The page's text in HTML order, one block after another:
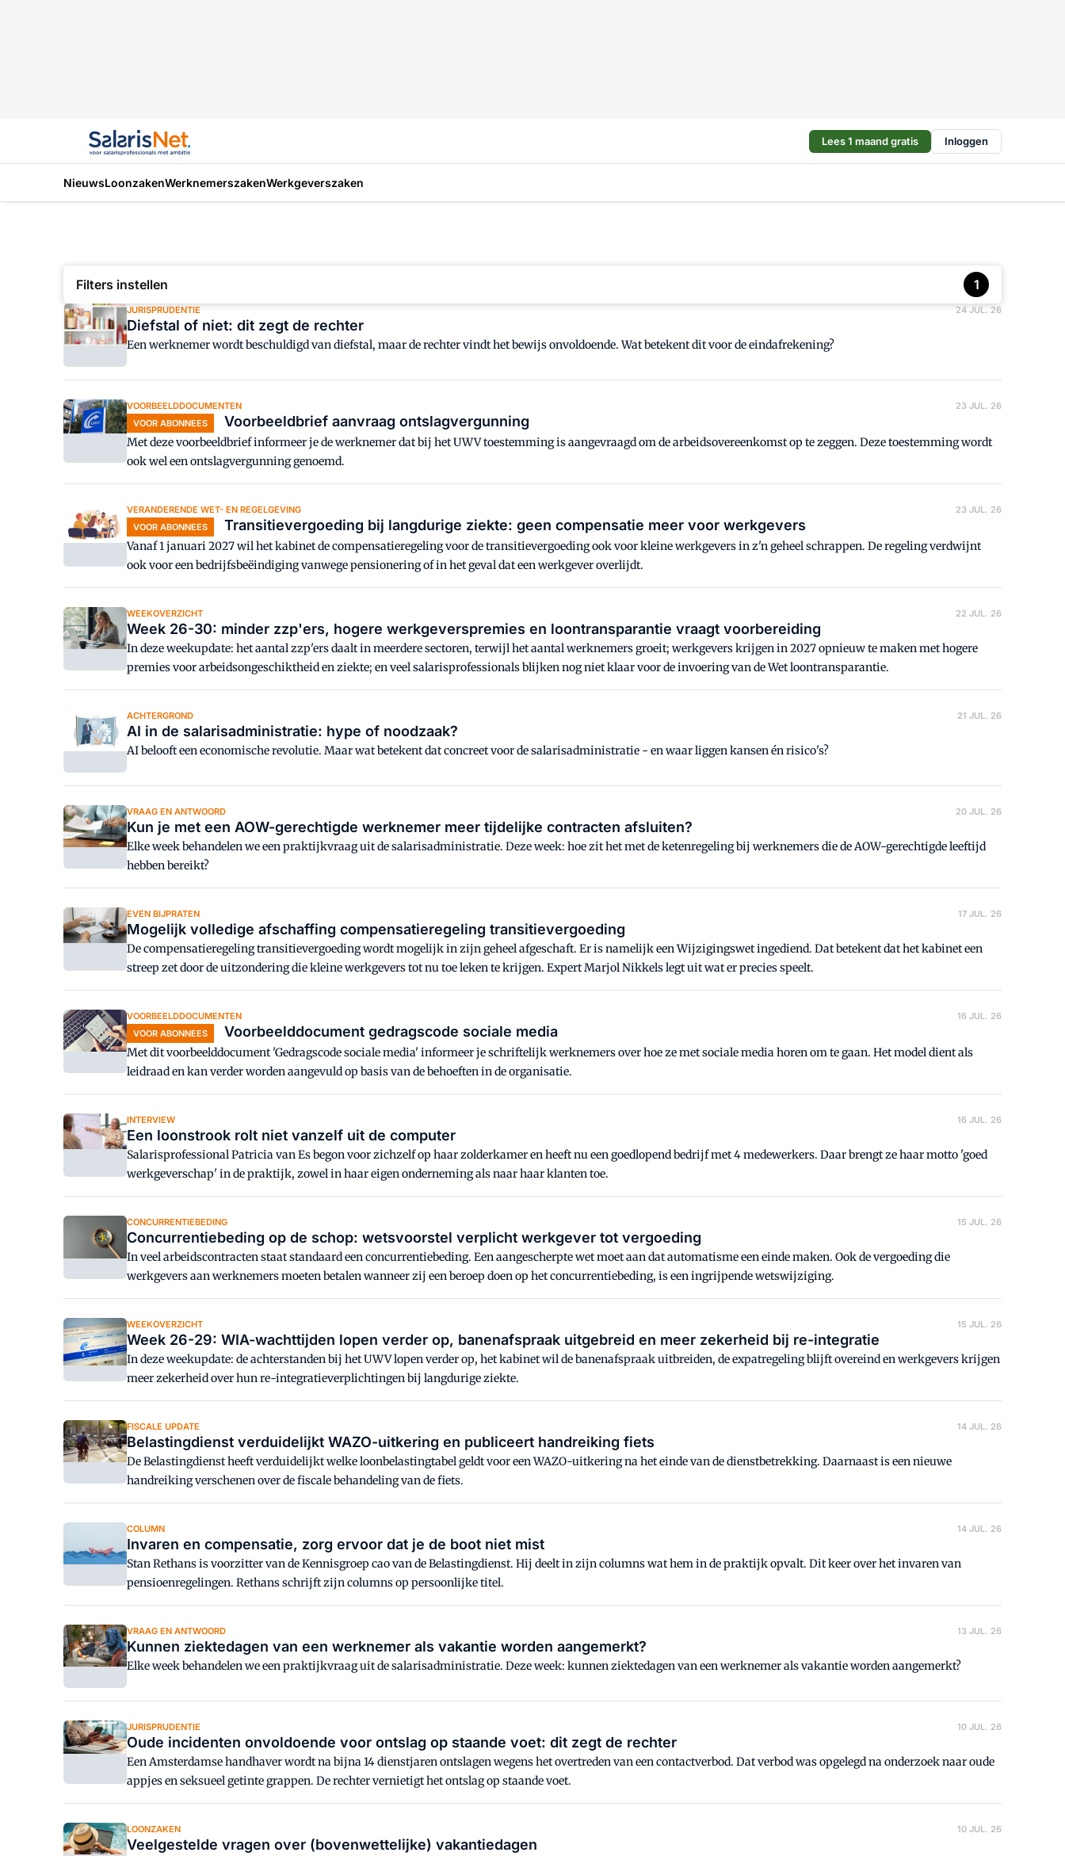
Lees 1 maand gratis Inloggen
NieuwsLoonzakenWerknemerszakenWerkgeverszaken
Filters instellen 1
JURISPRUDENTIE 24 JUL. 26
Diefstal of niet: dit zegt de rechter
Een werknemer wordt beschuldigd van diefstal, maar de rechter vindt het bewijs onvoldoende. Wat betekent dit voor de eindafrekening?
VOORBEELDDOCUMENTEN
23 JUL. 26
VOOR ABONNEES
Voorbeeldbrief aanvraag ontslagvergunning
Met deze voorbeeldbrief informeer je de werknemer dat bij het UWV toestemming is aangevraagd om de arbeidsovereenkomst op te zeggen. Deze toestemming wordt
ook wel een ontslagvergunning genoemd.
VERANDERENDE WET- EN REGELGEVING
23 JUL. 26
VOOR ABONNEES
Transitievergoeding bij langdurige ziekte: geen compensatie meer voor werkgevers
Vanaf 1 januari 2027 wil het kabinet de compensatieregeling voor de transitievergoeding ook voor kleine werkgevers in z'n geheel schrappen. De regeling verdwijnt
ook voor een bedrijfsbeëindiging vanwege pensionering of in het geval dat een werkgever overlijdt.
WEEKOVERZICHT 22 JUL. 26
Week 26-30: minder zzp'ers, hogere werkgeverspremies en loontransparantie vraagt voorbereiding
In deze weekupdate: het aantal zzp'ers daalt in meerdere sectoren, terwijl het aantal werknemers groeit; werkgevers krijgen in 2027 opnieuw te maken met hogere
premies voor arbeidsongeschiktheid en ziekte; en veel salarisprofessionals blijken nog niet klaar voor de invoering van de Wet loontransparantie.
ACHTERGROND 21 JUL. 26
AI in de salarisadministratie: hype of noodzaak?
AI belooft een economische revolutie. Maar wat betekent dat concreet voor de salarisadministratie - en waar liggen kansen én risico's?
VRAAG EN ANTWOORD 20 JUL. 26
Kun je met een AOW-gerechtigde werknemer meer tijdelijke contracten afsluiten?
Elke week behandelen we een praktijkvraag uit de salarisadministratie. Deze week: hoe zit het met de ketenregeling bij werknemers die de AOW-gerechtigde leeftijd
hebben bereikt?
EVEN BIJPRATEN 17 JUL. 26
Mogelijk volledige afschaffing compensatieregeling transitievergoeding
De compensatieregeling transitievergoeding wordt mogelijk in zijn geheel afgeschaft. Er is namelijk een Wijzigingswet ingediend. Dat betekent dat het kabinet een
streep zet door de uitzondering die kleine werkgevers tot nu toe leken te krijgen. Expert Marjol Nikkels legt uit wat er precies speelt.
VOORBEELDDOCUMENTEN
16 JUL. 26
VOOR ABONNEES
Voorbeelddocument gedragscode sociale media
Met dit voorbeelddocument 'Gedragscode sociale media' informeer je schriftelijk werknemers over hoe ze met sociale media horen om te gaan. Het model dient als
leidraad en kan verder worden aangevuld op basis van de behoeften in de organisatie.
INTERVIEW 16 JUL. 26
Een loonstrook rolt niet vanzelf uit de computer
Salarisprofessional Patricia van Es begon voor zichzelf op haar zolderkamer en heeft nu een goedlopend bedrijf met 4 medewerkers. Daar brengt ze haar motto 'goed
werkgeverschap' in de praktijk, zowel in haar eigen onderneming als naar haar klanten toe.
CONCURRENTIEBEDING 15 JUL. 26
Concurrentiebeding op de schop: wetsvoorstel verplicht werkgever tot vergoeding
In veel arbeidscontracten staat standaard een concurrentiebeding. Een aangescherpte wet moet aan dat automatisme een einde maken. Ook de vergoeding die
werkgevers aan werknemers moeten betalen wanneer zij een beroep doen op het concurrentiebeding, is een ingrijpende wetswijziging.
WEEKOVERZICHT 15 JUL. 26
Week 26-29: WIA-wachttijden lopen verder op, banenafspraak uitgebreid en meer zekerheid bij re-integratie
In deze weekupdate: de achterstanden bij het UWV lopen verder op, het kabinet wil de banenafspraak uitbreiden, de expatregeling blijft overeind en werkgevers krijgen
meer zekerheid over hun re-integratieverplichtingen bij langdurige ziekte.
FISCALE UPDATE 14 JUL. 26
Belastingdienst verduidelijkt WAZO-uitkering en publiceert handreiking fiets
De Belastingdienst heeft verduidelijkt welke loonbelastingtabel geldt voor een WAZO-uitkering na het einde van de dienstbetrekking. Daarnaast is een nieuwe
handreiking verschenen over de fiscale behandeling van de fiets.
COLUMN 14 JUL. 26
Invaren en compensatie, zorg ervoor dat je de boot niet mist
Stan Rethans is voorzitter van de Kennisgroep cao van de Belastingdienst. Hij deelt in zijn columns wat hem in de praktijk opvalt. Dit keer over het invaren van
pensioenregelingen. Rethans schrijft zijn columns op persoonlijke titel.
VRAAG EN ANTWOORD 13 JUL. 26
Kunnen ziektedagen van een werknemer als vakantie worden aangemerkt?
Elke week behandelen we een praktijkvraag uit de salarisadministratie. Deze week: kunnen ziektedagen van een werknemer als vakantie worden aangemerkt?
JURISPRUDENTIE 10 JUL. 26
Oude incidenten onvoldoende voor ontslag op staande voet: dit zegt de rechter
Een Amsterdamse handhaver wordt na bijna 14 dienstjaren ontslagen wegens het overtreden van een contactverbod. Dat verbod was opgelegd na onderzoek naar oude
appjes en seksueel getinte grappen. De rechter vernietigt het ontslag op staande voet.
LOONZAKEN 10 JUL. 26
Veelgestelde vragen over (bovenwettelijke) vakantiedagen